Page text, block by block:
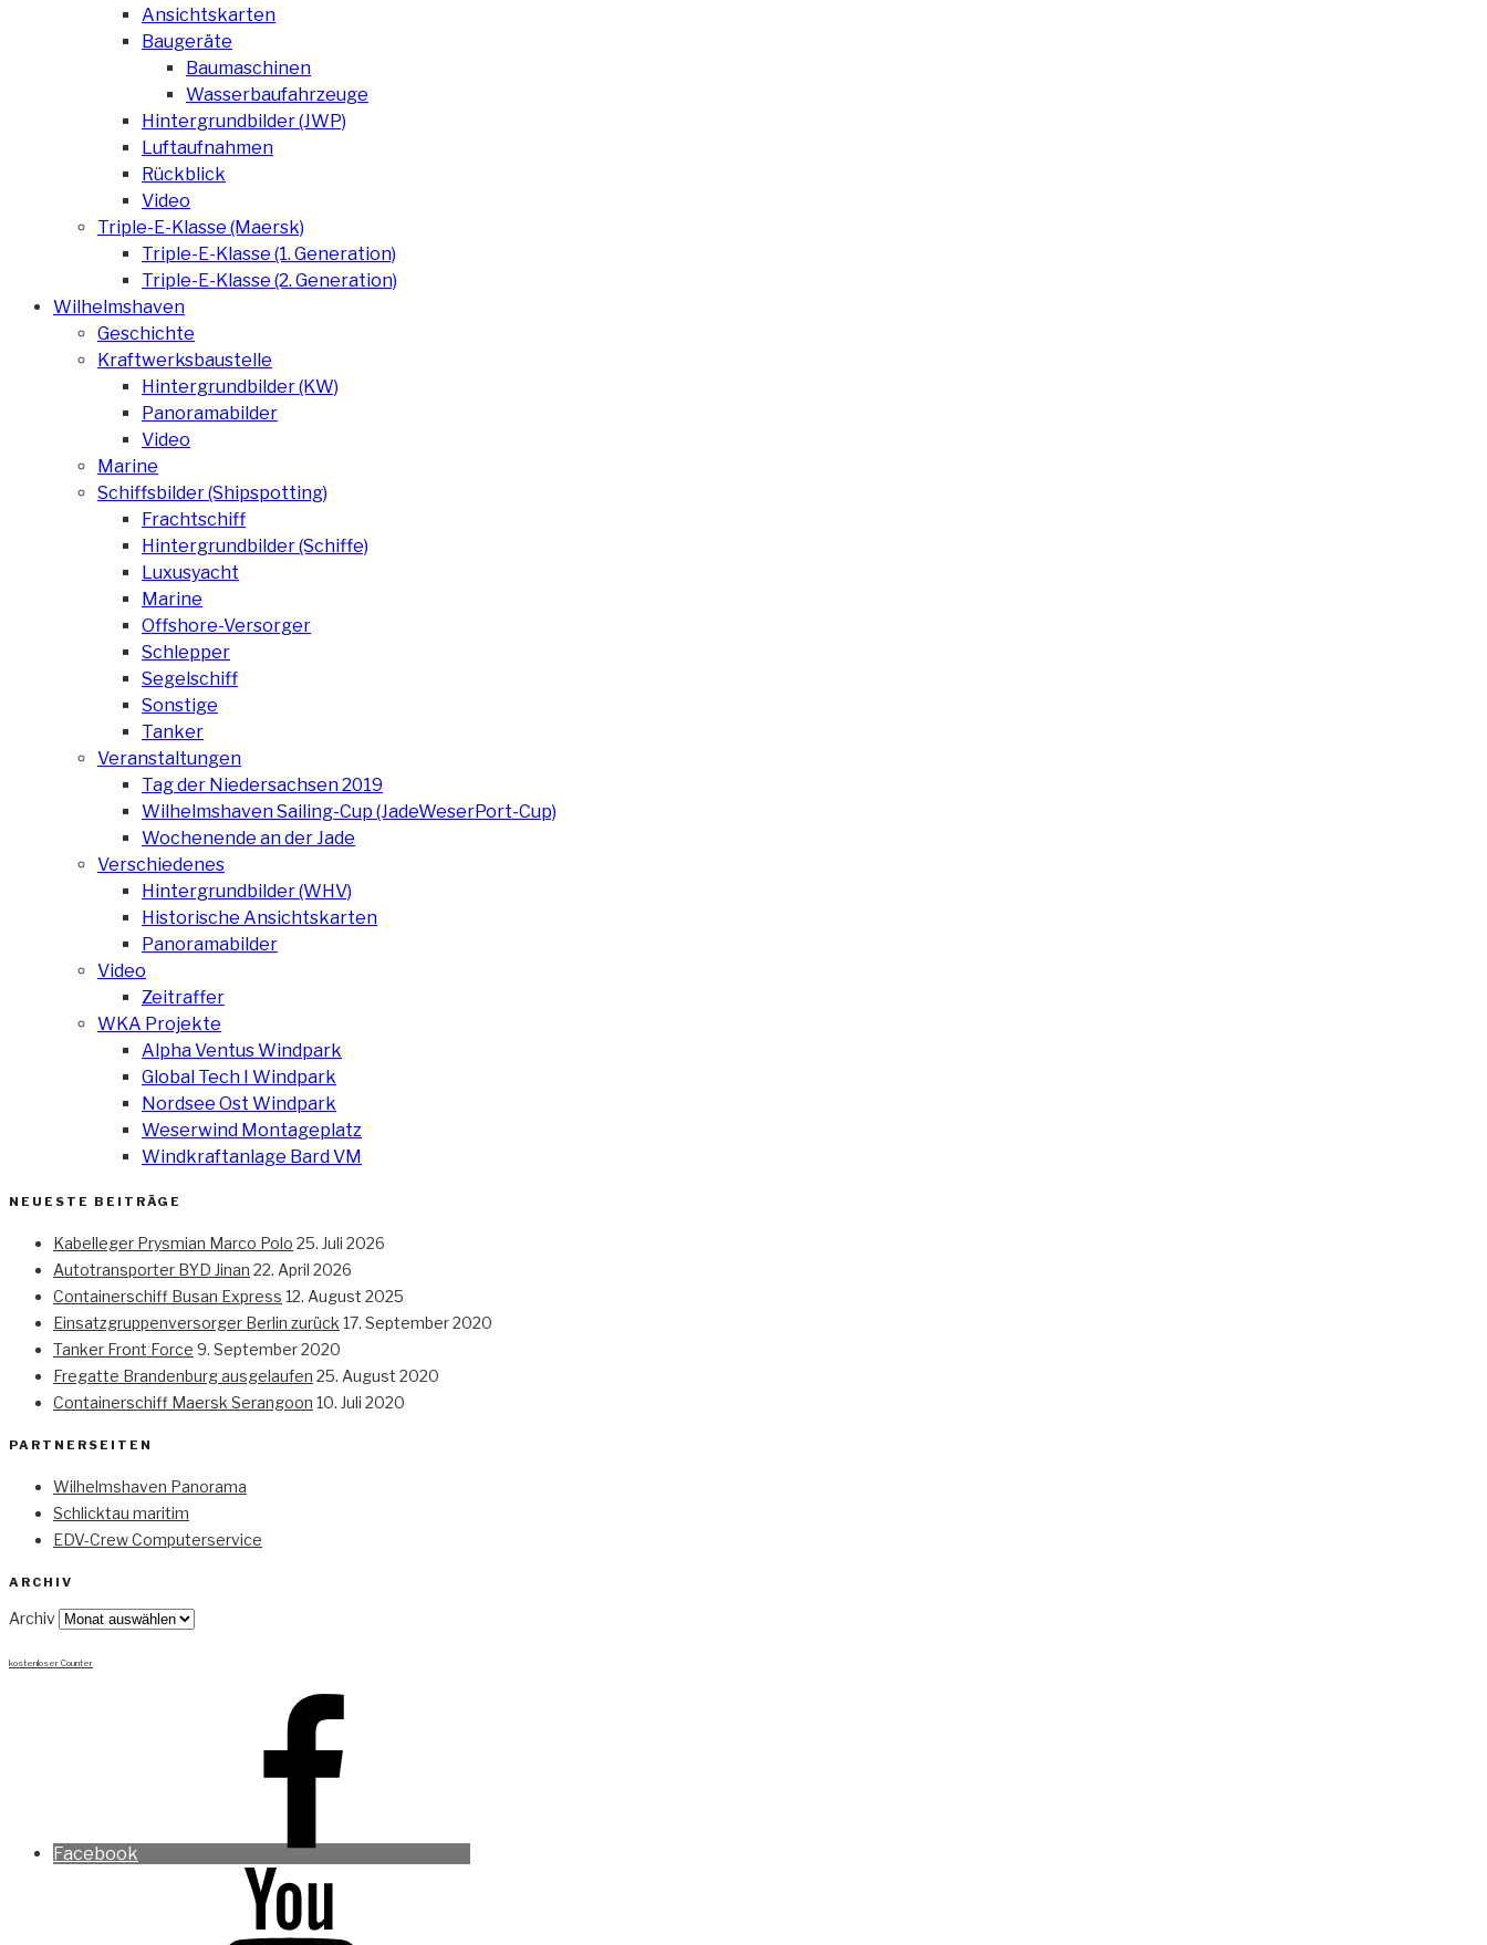
Ansichtskarten
Baugeräte
Baumaschinen
Wasserbaufahrzeuge
Hintergrundbilder (JWP)
Luftaufnahmen
Rückblick
Video
Triple-E-Klasse (Maersk)
Triple-E-Klasse (1. Generation)
Triple-E-Klasse (2. Generation)
Wilhelmshaven
Geschichte
Kraftwerksbaustelle
Hintergrundbilder (KW)
Panoramabilder
Video
Marine
Schiffsbilder (Shipspotting)
Frachtschiff
Hintergrundbilder (Schiffe)
Luxusyacht
Marine
Offshore-Versorger
Schlepper
Segelschiff
Sonstige
Tanker
Veranstaltungen
Tag der Niedersachsen 2019
Wilhelmshaven Sailing-Cup (JadeWeserPort-Cup)
Wochenende an der Jade
Verschiedenes
Hintergrundbilder (WHV)
Historische Ansichtskarten
Panoramabilder
Video
Zeitraffer
WKA Projekte
Alpha Ventus Windpark
Global Tech I Windpark
Nordsee Ost Windpark
Weserwind Montageplatz
Windkraftanlage Bard VM
NEUESTE BEITRÄGE
Kabelleger Prysmian Marco Polo 25. Juli 2026
Autotransporter BYD Jinan 22. April 2026
Containerschiff Busan Express 12. August 2025
Einsatzgruppenversorger Berlin zurück 17. September 2020
Tanker Front Force 9. September 2020
Fregatte Brandenburg ausgelaufen 25. August 2020
Containerschiff Maersk Serangoon 10. Juli 2020
PARTNERSEITEN
Wilhelmshaven Panorama
Schlicktau maritim
EDV-Crew Computerservice
ARCHIV
Archiv
kostenloser Counter
Facebook